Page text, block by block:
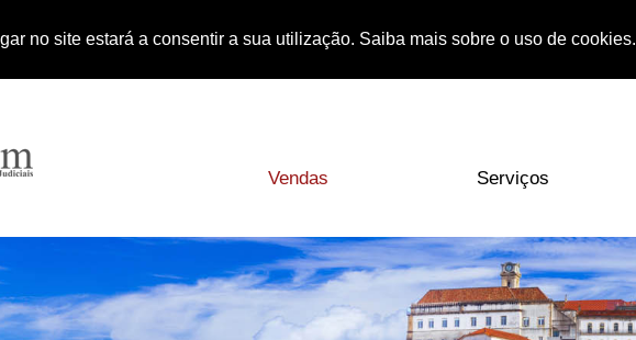
no site estará a consentir a sua utilização. Saiba mais sobre o uso de cookies.
Vendas Serviços